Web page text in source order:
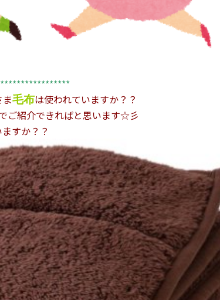
毛布は使われていますか？？
ご紹介できればと思います☆彡
すか？？